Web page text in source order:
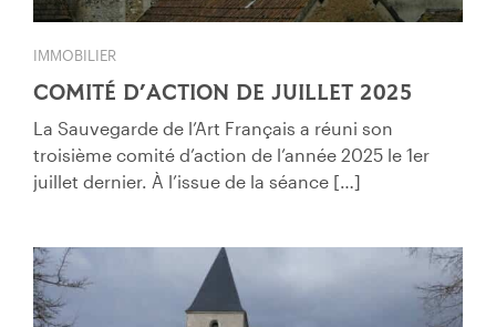
IMMOBILIER
COMITÉ D’ACTION DE JUILLET 2025
La Sauvegarde de l’Art Français a réuni son
troisième comité d’action de l’année 2025 le 1er
juillet dernier. À l’issue de la séance […]